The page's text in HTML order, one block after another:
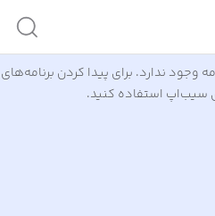
وجود ندارد. برای پیدا کردن برنامه‌های
سیب‌اپ استفاده کنید.